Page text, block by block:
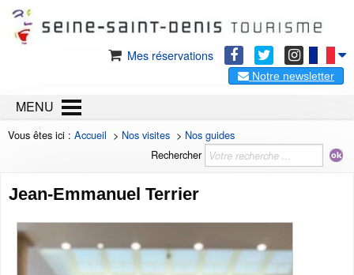
Mes réservations
Notre newsletter
MENU
Vous êtes ici : Accueil > Nos visites > Nos guides
Rechercher
Jean-Emmanuel Terrier